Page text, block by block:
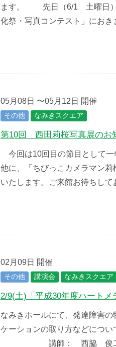
ます。 先日（6/1 土曜日）
化祭・写真コンテスト」に
05月08日 〜05月12日 開催
その他 なみきスクエア
第10回 西田莉桜写真展のお
今回は10回目の節目として一
他に、「ちびっこカメラマン
いたします。ご来館お待ち
02月09日 開催
その他 講演会 なみきスクエア
2/9(土)「平成30年度ハート
なみきホールにて、発達障害
ケーションの取り方などについ
講師： 西脇 俊二